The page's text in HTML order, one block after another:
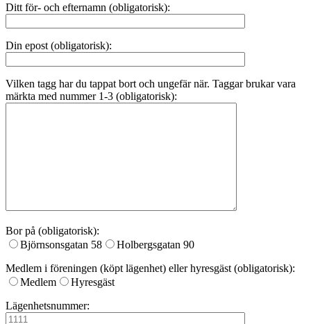
Ditt för- och efternamn (obligatorisk):
Din epost (obligatorisk):
Vilken tagg har du tappat bort och ungefär när. Taggar brukar vara
märkta med nummer 1-3 (obligatorisk):
Bor på (obligatorisk):
Björnsonsgatan 58
Holbergsgatan 90
Medlem i föreningen (köpt lägenhet) eller hyresgäst (obligatorisk):
Medlem
Hyresgäst
Lägenhetsnummer: